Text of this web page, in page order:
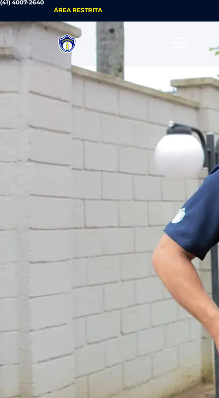
(41) 4007-2640
ÁREA RESTRITA